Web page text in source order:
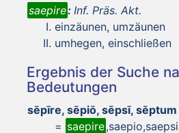
saepire: Inf. Präs. Akt.
einzäunen, umzäunen
umhegen, einschließen
Ergebnis der Suche
Bedeutungen
sēpīre, sēpiō, sēpsī, sēptum
= saepire